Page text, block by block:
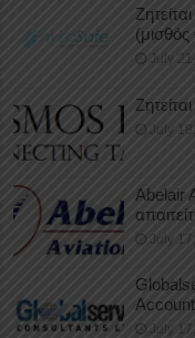
July
July
Abelair
July
July